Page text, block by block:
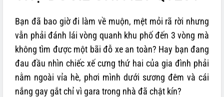
Bạn đã bao giờ đi làm về muộn, mệt mỏi rã rời nhưng
vẫn phải đánh lái vòng quanh khu phố đến 3 vòng mà
không tìm được một bãi đỗ xe an toàn? Hay bạn đang
đau đầu nhìn chiếc xế cưng thứ hai của gia đình phải
nằm ngoài vỉa hè, phơi mình dưới sương đêm và cái
nắng gay gắt chỉ vì gara trong nhà đã chật kín?